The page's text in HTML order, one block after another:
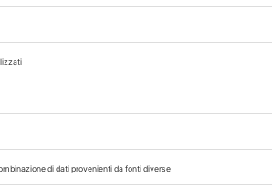
alla nostra newsletter!